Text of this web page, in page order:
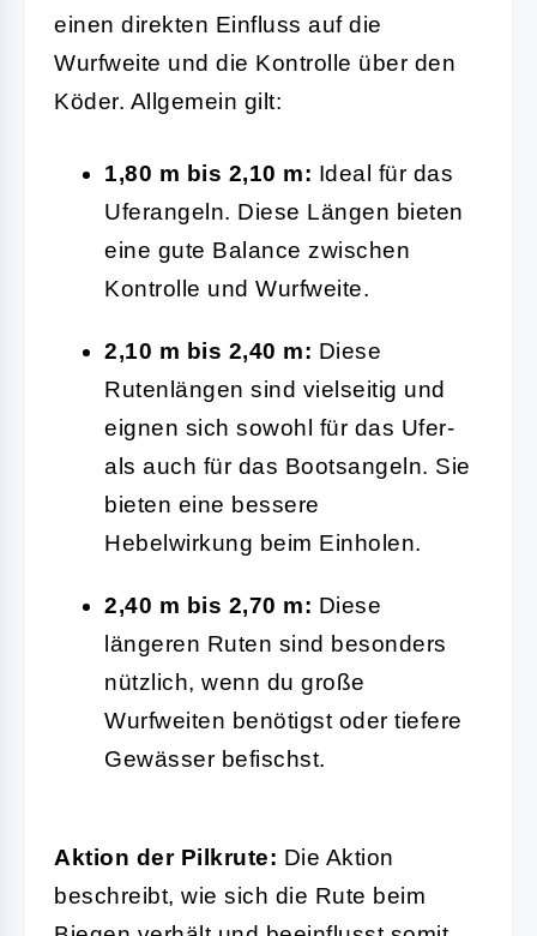
einen direkten Einfluss auf die
Wurfweite und die Kontrolle über den
Köder. Allgemein gilt:
1,80 m bis 2,10 m: Ideal für das
Uferangeln. Diese Längen bieten
eine gute Balance zwischen
Kontrolle und Wurfweite.
2,10 m bis 2,40 m: Diese
Rutenlängen sind vielseitig und
eignen sich sowohl für das Ufer-
als auch für das Bootsangeln. Sie
bieten eine bessere
Hebelwirkung beim Einholen.
2,40 m bis 2,70 m: Diese
längeren Ruten sind besonders
nützlich, wenn du große
Wurfweiten benötigst oder tiefere
Gewässer befischst.
Aktion der Pilkrute: Die Aktion
beschreibt, wie sich die Rute beim